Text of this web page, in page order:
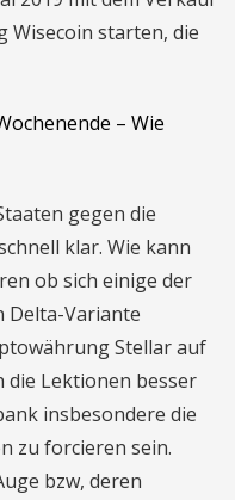
Wisecoin starten, die
– Wie
gegen die
klar. Wie kann
ob sich einige der
Delta-Variante
Stellar auf
die Lektionen besser
insbesondere die
zu forcieren sein.
bzw, deren